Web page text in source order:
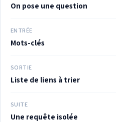
On pose une question
ENTRÉE
Mots-clés
SORTIE
Liste de liens à trier
SUITE
Une requête isolée